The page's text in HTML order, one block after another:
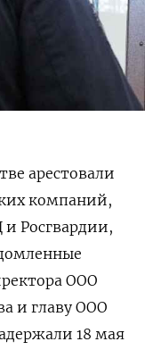
арестовали
компаний,
Росгвардии,
ООО
и главу ООО
18 мая